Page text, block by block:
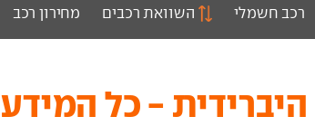
רכב חשמלי השוואת רכבים מחירון רכב
- כל המידע